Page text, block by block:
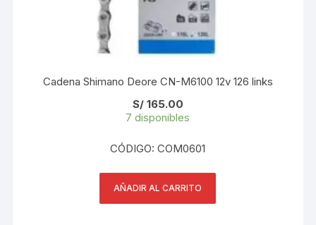
Cadena Shimano Deore CN-M6100 12v 126 links
S/165.00
7 disponibles
CÓDIGO: COM0601
AÑADIR AL CARRITO